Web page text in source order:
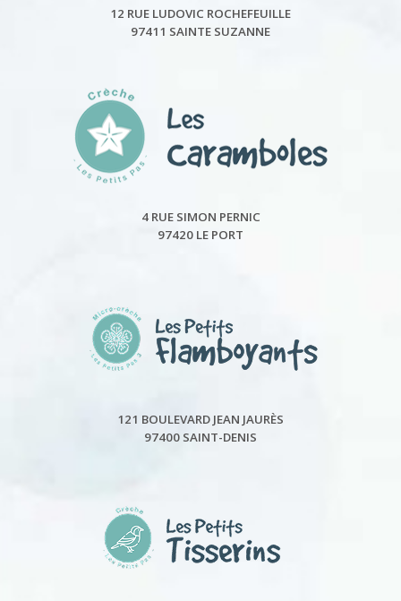
12 RUE LUDOVIC ROCHEFEUILLE
97411 SAINTE SUZANNE
4 RUE SIMON PERNIC
97420 LE PORT
121 BOULEVARD JEAN JAURÈS
97400 SAINT-DENIS